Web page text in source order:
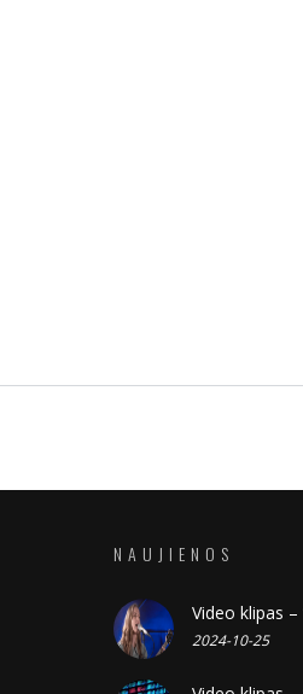
NAUJIENOS
Video klipas –
2024-10-25